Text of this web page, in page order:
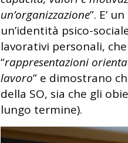
un’organizzazione”. E’
un’identità psico-
lavorativi personali,
“rappresentazioni
lavoro” e dimostrano
della SO, sia che gli
lungo termine).